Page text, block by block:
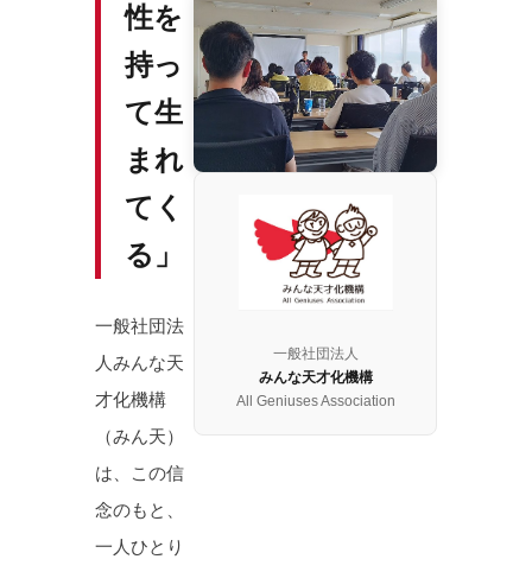
性を
持っ
て生
まれ
てく
る」
一般社団法
人みんな天
才化機構
（みん天）
は、この信
念のもと、
一人ひとり
一般社団法人
みんな天才化機構
All Geniuses Association